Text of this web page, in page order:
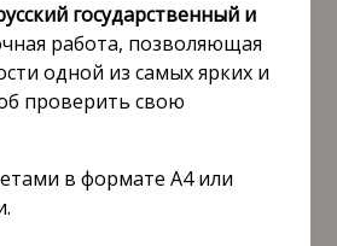
государственный и
работа, позволяющая
одной из самых ярких и
проверить свою
в формате А4 или